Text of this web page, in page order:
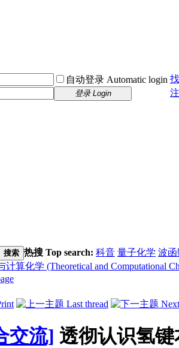
自动登录 Automatic login
登录 Login
搜索 热搜 Top search: 科音 量子化学 波
计算化学 (Theoretical and Computational
交流] 透彻认识氢